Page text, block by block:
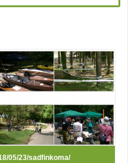
05/23/sadfinkoma/